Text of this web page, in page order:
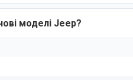
моделі Jeep?